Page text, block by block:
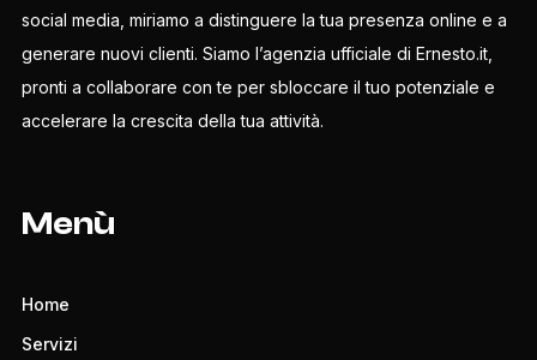
social media, miriamo a distinguere la tua presenza online e a
generare nuovi clienti. Siamo l’agenzia ufficiale di Ernesto.it,
pronti a collaborare con te per sbloccare il tuo potenziale e
accelerare la crescita della tua attività.
Menù
Home
Servizi